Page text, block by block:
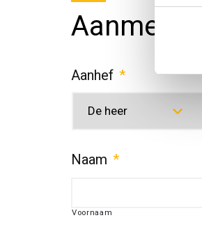
Aanmelden
Aanhef *
Naam *
Voornaam